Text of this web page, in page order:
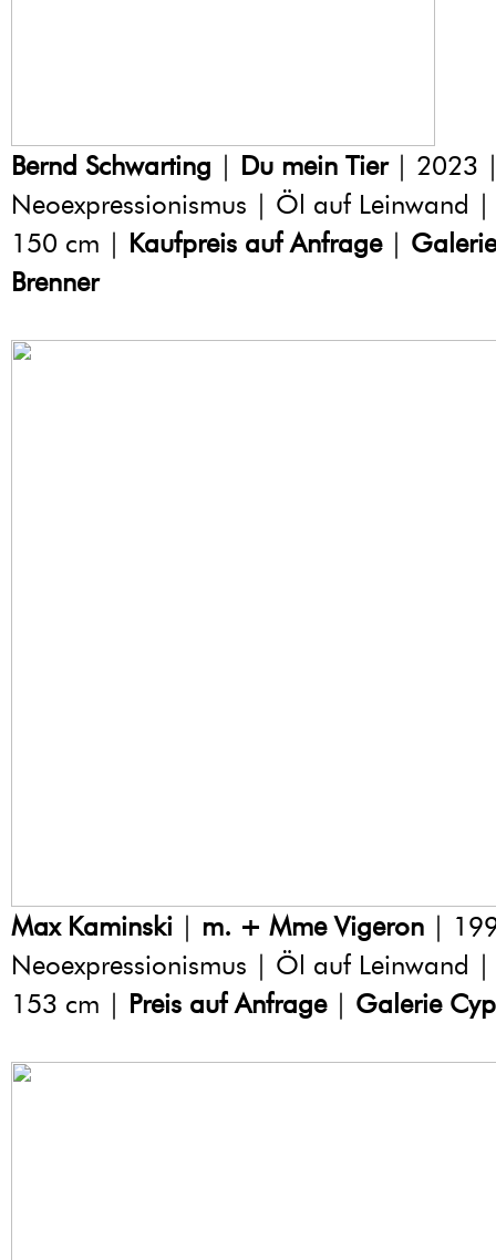
Bernd Schwarting | Du mein Tier| 2023
Neoexpressionismus | Öl auf Leinwand
150 cm | Kaufpreis auf Anfrage|
Brenner
Max Kaminski | m. + Mme Vigeron |
Neoexpressionismus | Öl auf Leinwand
153 cm | Preis auf Anfrage| Galerie